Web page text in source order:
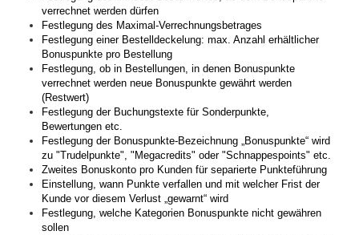
verrechnet werden dürfen
Festlegung des Maximal-Verrechnungsbetrages
Festlegung einer Bestelldeckelung: max. Anzahl erhältlicher
Bonuspunkte pro Bestellung
Festlegung, ob in Bestellungen, in denen Bonuspunkte
verrechnet werden neue Bonuspunkte gewährt werden
(Restwert)
Festlegung der Buchungstexte für Sonderpunkte,
Bewertungen etc.
Festlegung der Bonuspunkte-Bezeichnung „Bonuspunkte“ wird
zu "Trudelpunkte", "Megacredits" oder "Schnappespoints" etc.
Zweites Bonuskonto pro Kunden für separierte Punkteführung
Einstellung, wann Punkte verfallen und mit welcher Frist der
Kunde vor diesem Verlust „gewarnt“ wird
Festlegung, welche Kategorien Bonuspunkte nicht gewähren
sollen